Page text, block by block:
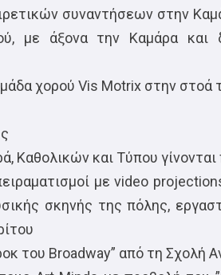
συναντήσεων στην
με άξονα την Καμάρα
χορού Vis Motrix στην στοά
Καθολικών και Τύπου
με video
σκηνής της πόλης,
του Broadway” από τη